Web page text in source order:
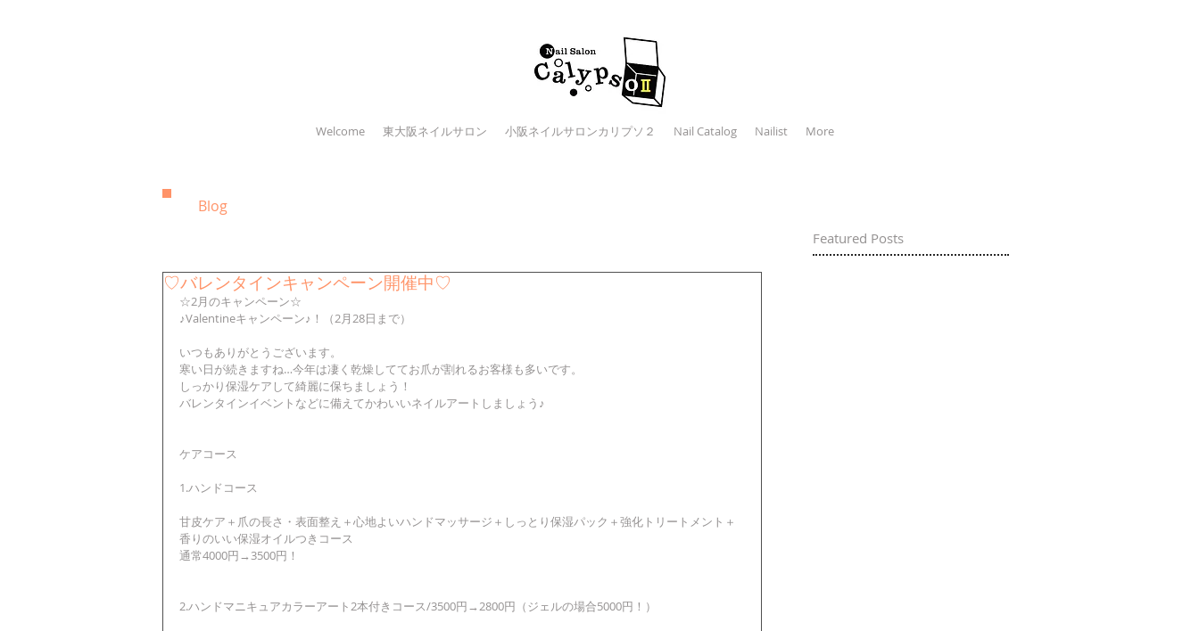
Welcome 東大阪ネイルサロン 小阪ネイルサロンカリプソ２ Nail Catalog Nailist More
Blog
Featured Posts
♡バレンタインキャンペーン開催中♡
☆2月のキャンペーン☆
♪Valentineキャンペーン♪！（2月28日まで）
いつもありがとうございます。
寒い日が続きますね…今年は凄く乾燥しててお爪が割れるお客様も多いです。
しっかり保湿ケアして綺麗に保ちましょう！
バレンタインイベントなどに備えてかわいいネイルアートしましょう♪
ケアコース
1.ハンドコース
甘皮ケア＋爪の長さ・表面整え＋心地よいハンドマッサージ＋しっとり保湿パック＋強化トリートメント＋
香りのいい保湿オイルつきコース
通常4000円→3500円！
2.ハンドマニキュアカラーアート2本付きコース/3500円→2800円（ジェルの場合5000円！）